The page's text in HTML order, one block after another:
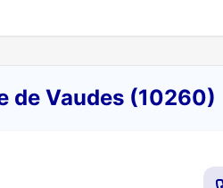
de Vaudes (10260)